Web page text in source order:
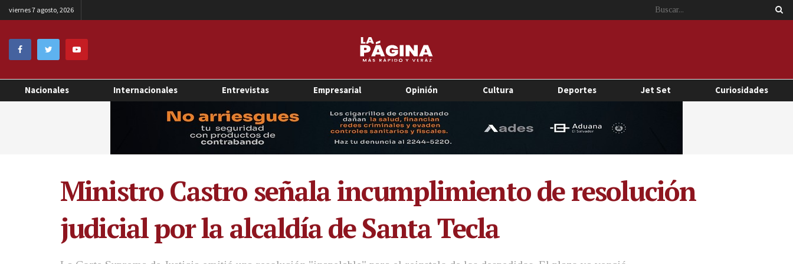
viernes 7 agosto, 2026
Nacionales Internacionales Entrevistas Empresarial Opinión Cultura Deportes Jet Set Curiosidades
Ministro Castro señala incumplimiento de resolución
judicial por la alcaldía de Santa Tecla